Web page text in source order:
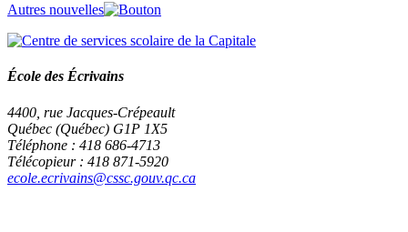
Autres nouvelles
École des Écrivains
4400, rue Jacques-Crépeault
Québec (Québec) G1P 1X5
Téléphone : 418 686-4713
Télécopieur : 418 871-5920
ecole.ecrivains@cssc.gouv.qc.ca